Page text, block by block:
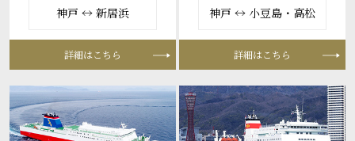
神戸 ↔ 新居浜
詳細はこちら
神戸 ↔ 小豆島・高松
詳細はこちら